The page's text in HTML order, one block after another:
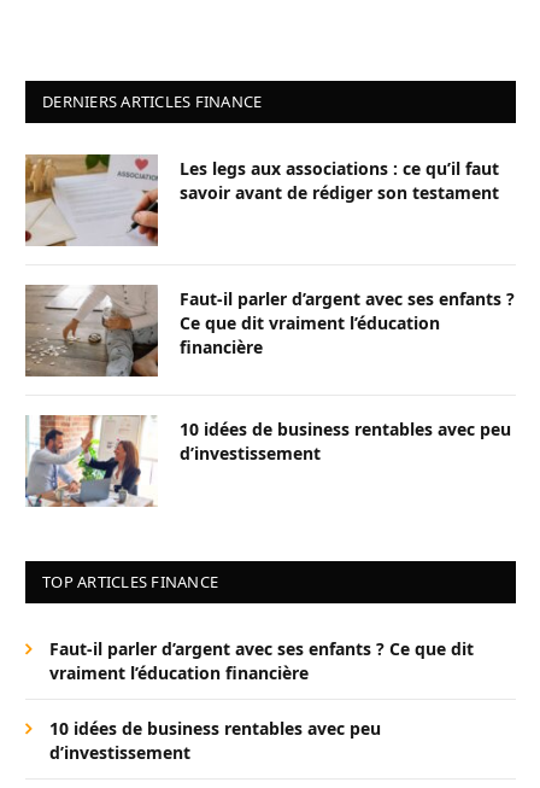
DERNIERS ARTICLES FINANCE
Les legs aux associations : ce qu’il faut
savoir avant de rédiger son testament
Faut-il parler d’argent avec ses enfants ?
Ce que dit vraiment l’éducation
financière
10 idées de business rentables avec peu
d’investissement
TOP ARTICLES FINANCE
Faut-il parler d’argent avec ses enfants ? Ce que dit
vraiment l’éducation financière
10 idées de business rentables avec peu
d’investissement